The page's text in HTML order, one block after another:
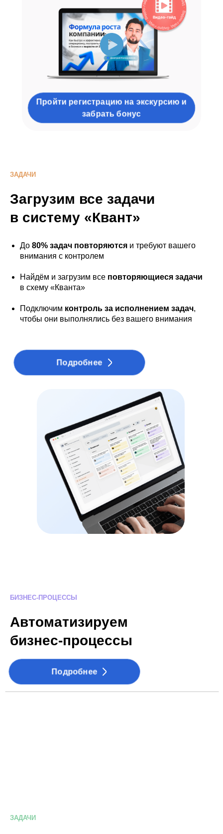
Пройти регистрацию на экскурсию и
забрать бонус
Загрузим все задачи
в систему «Квант»
До 80% задач повторяются и требуют вашего
внимания с контролем
Найдём и загрузим все повторяющиеся задачи
в схему «Кванта»
Подключим контроль за исполнением задач,
чтобы они выполнялись без вашего внимания
ЗАДАЧИ
Подробнее
Автоматизируем
бизнес-процессы
БИЗНЕС-ПРОЦЕССЫ
Подробнее
ЗАДАЧИ